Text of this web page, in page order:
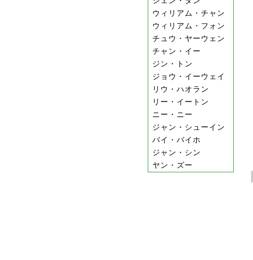
ウィリアム・チャン
ウィリアム・フォン
チュウ・ヤーウェン
チャン・イー
ジン・トン
ジョウ・イーウェイ
リウ・ハオラン
リー・イートン
ニー・ニー
ジャン・シューイン
バイ・バイホ
ジャン・シン
ヤン・ズー